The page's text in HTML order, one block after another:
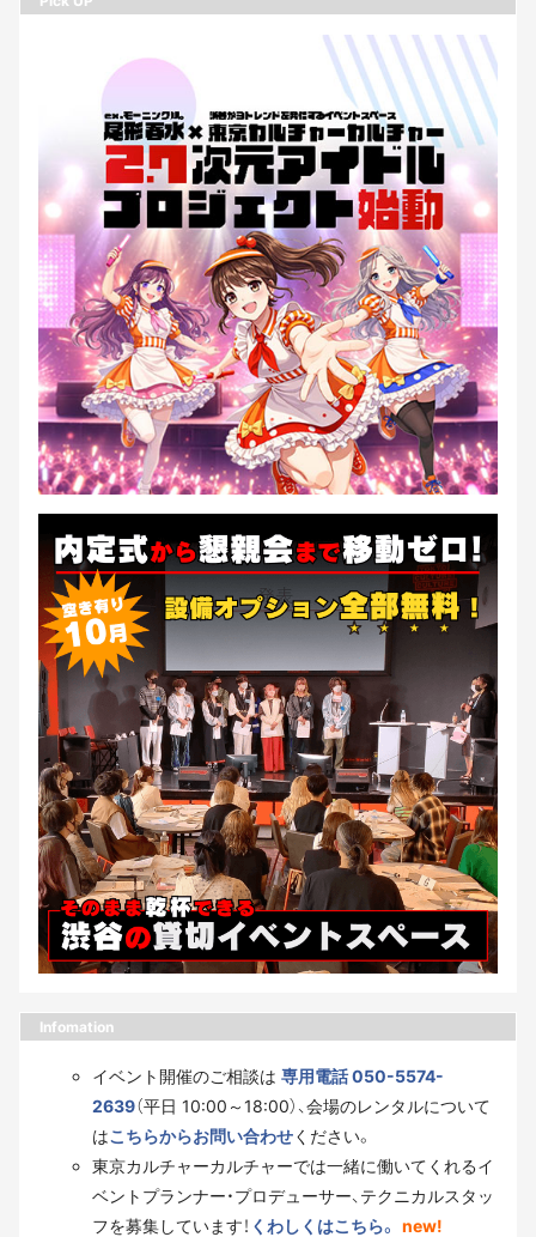
Infomation
イベント開催のご相談は 専用電話 050-5574-
2639（平日 10:00～18:00）、会場のレンタルについて
はこちらからお問い合わせください。
東京カルチャーカルチャーでは一緒に働いてくれるイ
ベントプランナー・プロデューサー、テクニカルスタッ
フを募集しています！ くわしくはこちら。 new!